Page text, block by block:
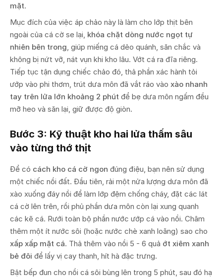
mặt.
Mục đích của việc áp chảo này là làm cho lớp thịt bên
ngoài của cá cờ se lại, khóa chặt dòng nước ngọt tự
nhiên bên trong , giúp miếng cá dẻo quánh, săn chắc và
không bị nứt vỡ, nát vụn khi kho lâu. Vớt cá ra đĩa riêng.
Tiếp tục tận dụng chiếc chảo đó, thả phần xác hành tỏi
ướp vào phi thơm, trút dưa môn đã vắt ráo vào xào nhanh
tay trên lửa lớn khoảng 2 phút để bẹ dưa môn ngấm đều
mỡ heo và săn lại, giữ được độ giòn.
Bước 3: Kỹ thuật kho hai lửa thấm sâu
vào từng thớ thịt
Để có cách kho cá cờ ngon đúng điệu, bạn nên sử dụng
một chiếc nồi đất. Đầu tiên, rải một nửa lượng dưa môn đã
xào xuống đáy nồi để làm lớp đệm chống cháy, đặt các lát
cá cờ lên trên, rồi phủ phần dưa môn còn lại xung quanh
các kẽ cá. Rưới toàn bộ phần nước ướp cá vào nồi. Châm
thêm một ít nước sôi (hoặc nước chè xanh loãng) sao cho
xấp xấp mặt cá. Thả thêm vào nồi 5 - 6 quả ớt xiêm xanh
bẻ đôi để lấy vị cay thanh, hít hà đặc trưng.
Bật bếp đun cho nồi cá sôi bùng lên trong 5 phút, sau đó hạ